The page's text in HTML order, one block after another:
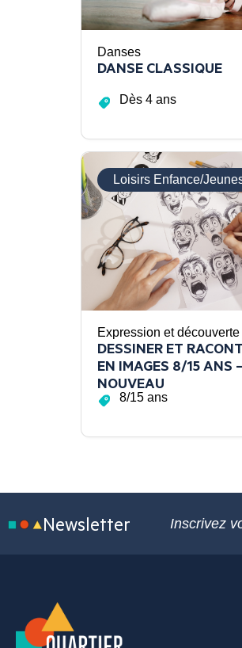
Danses
DANSE CLASSIQUE
Dès 4 ans
Loisirs Enfance/
Expression et découverte
DESSINER ET
EN IMAGES 8/15 ANS –
NOUVEAU
8/15 ans
Newsletter Inscrivez